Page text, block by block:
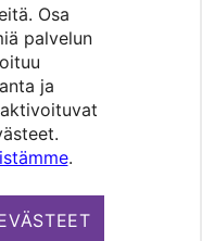
Osa
palvelun
ja
.